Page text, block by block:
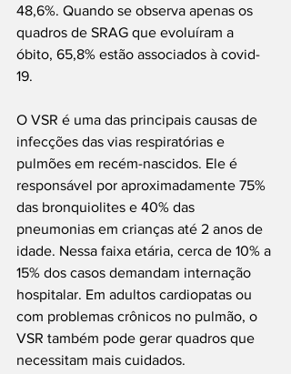
48,6%. Quando se observa apenas os
quadros de SRAG que evoluíram a
óbito, 65,8% estão associados à covid-
19.
O VSR é uma das principais causas de
infecções das vias respiratórias e
pulmões em recém-nascidos. Ele é
responsável por aproximadamente 75%
das bronquiolites e 40% das
pneumonias em crianças até 2 anos de
idade. Nessa faixa etária, cerca de 10% a
15% dos casos demandam internação
hospitalar. Em adultos cardiopatas ou
com problemas crônicos no pulmão, o
VSR também pode gerar quadros que
necessitam mais cuidados.